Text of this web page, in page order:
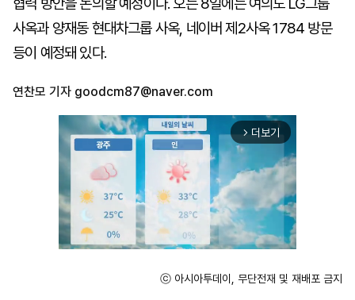
사옥과 양재동 현대차그룹 사옥, 네이버 제2사옥 1784 방문
등이 예정돼 있다.
연찬모 기자 goodcm87@naver.com
arrow_forward_ios 더보기
ⓒ 아시아투데이, 무단전재 및 재배포 금지